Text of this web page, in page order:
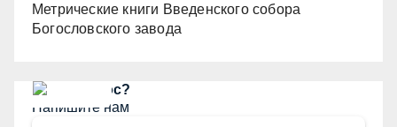
Метрические книги Введенского собора
Богословского завода
Есть вопрос?
Напишите нам